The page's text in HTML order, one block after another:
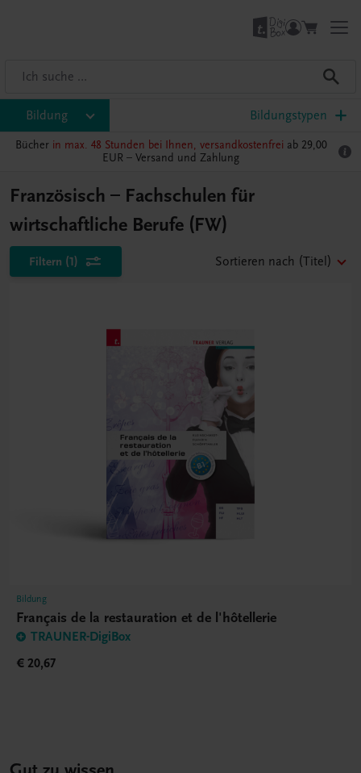
Bildung Bildungstypen
Bücher in max. 48 Stunden bei Ihnen, versandkostenfrei ab 29,00
EUR – Versand und Zahlung
Französisch – Fachschulen für
wirtschaftliche Berufe (FW)
Filtern (1) Sortieren nach (Titel)
Bildung
Français de la restauration et de l'hôtellerie
TRAUNER-DigiBox
€ 20,67